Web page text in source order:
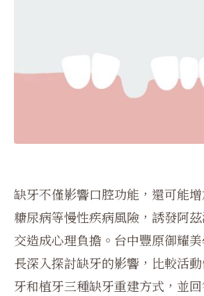
缺牙不僅影響口腔功能，還可能增
糖尿病等慢性疾病風險，誘發阿
交造成心理負擔。台中豐原御耀
長深入探討缺牙的影響，比較活
牙和植牙三種缺牙重建方式，並